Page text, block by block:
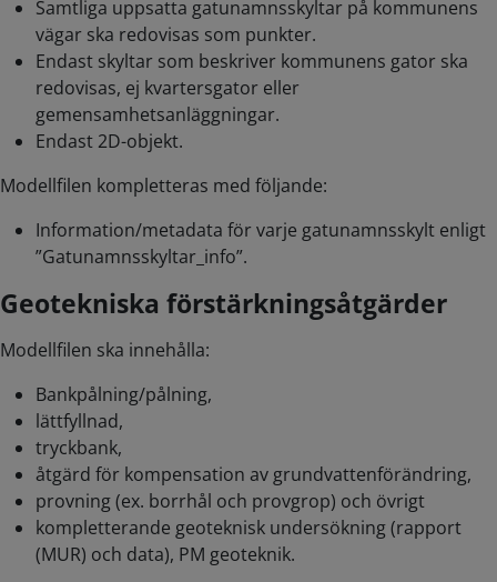
Samtliga uppsatta gatunamnsskyltar på kommunens
vägar ska redovisas som punkter.
Endast skyltar som beskriver kommunens gator ska
redovisas, ej kvartersgator eller
gemensamhetsanläggningar.
Endast 2D-objekt.
Modellfilen kompletteras med följande:
Information/metadata för varje gatunamnsskylt enligt
”Gatunamnsskyltar_info”.
Geotekniska förstärkningsåtgärder
Modellfilen ska innehålla:
Bankpålning/pålning,
lättfyllnad,
tryckbank,
åtgärd för kompensation av grundvattenförändring,
provning (ex. borrhål och provgrop) och övrigt
kompletterande geoteknisk undersökning (rapport
(MUR) och data), PM geoteknik.